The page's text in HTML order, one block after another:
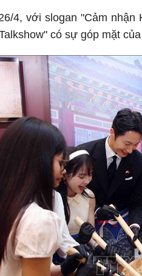
4, với slogan "Cảm
có sự góp mặt